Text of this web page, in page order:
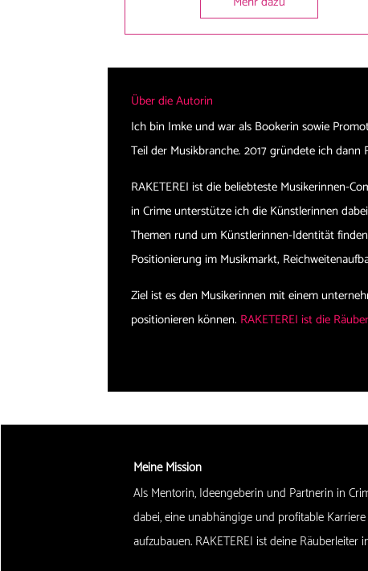
Über die Autorin
Ich bin Imke und war als Bookerin sowie
Teil der Musikbranche. 2017 gründete ich dann
RAKETEREI ist die beliebteste Musikerinnen-
in Crime unterstütze ich die Künstlerinnen
Themen rund um Künstlerinnen-Identität
Positionierung im Musikmarkt,
Ziel ist es den Musikerinnen mit einem
positionieren können. RAKETEREI ist die
Meine Mission
Als Mentorin, Ideengeberin und Partnerin in
dabei, eine unabhängige und profitable
aufzubauen. RAKETEREI ist deine Räuberleiter